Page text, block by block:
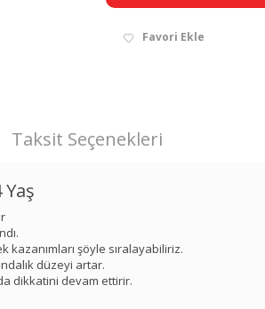
Favori Ekle
Taksit Seçenekleri
şöyle sıralayabiliriz.
düzeyi artar.
dikkatini devam ettirir.